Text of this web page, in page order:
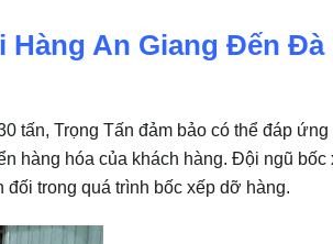
Hàng An Giang Đến Đà
tấn, Trọng Tấn đảm bảo có thể đáp ứng
hàng hóa của khách hàng. Đội ngũ bốc
đối trong quá trình bốc xếp dỡ hàng.